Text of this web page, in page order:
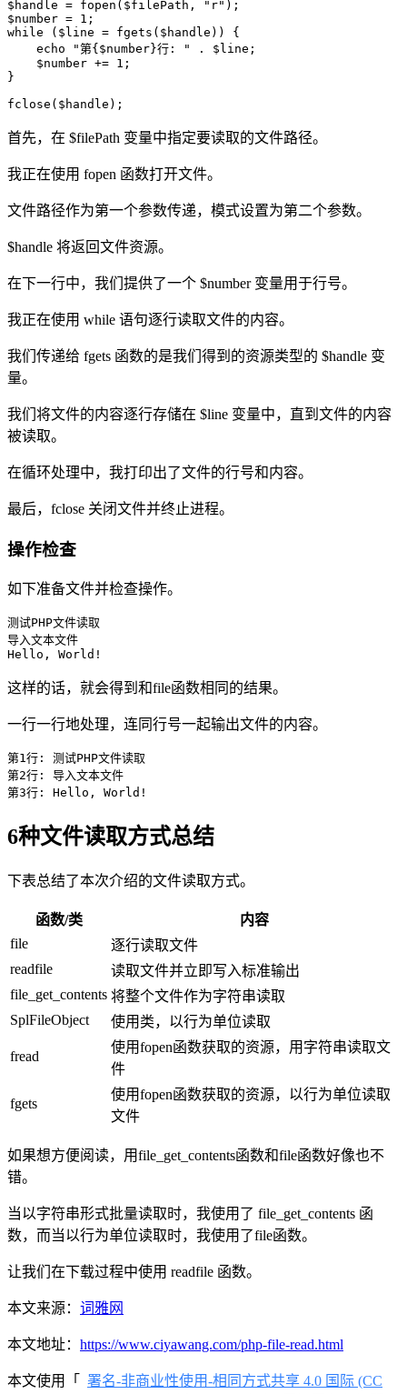
$handle = fopen($filePath, "r");
$number = 1;
while ($line = fgets($handle)) {
    echo "第{$number}行: " . $line;
    $number += 1;
}
fclose($handle);
首先，在 $filePath 变量中指定要读取的文件路径。
我正在使用 fopen 函数打开文件。
文件路径作为第一个参数传递，模式设置为第二个参数。
$handle 将返回文件资源。
在下一行中，我们提供了一个 $number 变量用于行号。
我正在使用 while 语句逐行读取文件的内容。
我们传递给 fgets 函数的是我们得到的资源类型的 $handle 变
量。
我们将文件的内容逐行存储在 $line 变量中，直到文件的内容
被读取。
在循环处理中，我打印出了文件的行号和内容。
最后，fclose 关闭文件并终止进程。
操作检查
如下准备文件并检查操作。
测试PHP文件读取
导入文本文件
Hello, World!
这样的话，就会得到和file函数相同的结果。
一行一行地处理，连同行号一起输出文件的内容。
第1行: 测试PHP文件读取
第2行: 导入文本文件
第3行: Hello, World!
6种文件读取方式总结
下表总结了本次介绍的文件读取方式。
函数/类
内容
file
逐行读取文件
readfile
读取文件并立即写入标准输出
file_get_contents 将整个文件作为字符串读取
SplFileObject
使用类，以行为单位读取
fread
使用fopen函数获取的资源，用字符串读取文
件
fgets
使用fopen函数获取的资源，以行为单位读取
文件
如果想方便阅读，用file_get_contents函数和file函数好像也不
错。
当以字符串形式批量读取时，我使用了 file_get_contents 函
数，而当以行为单位读取时，我使用了file函数。
让我们在下载过程中使用 readfile 函数。
本文来源： 词雅网
本文地址： https://www.ciyawang.com/php-file-read.html
本文使用「 署名-非商业性使用-相同方式共享 4.0 国际 (CC